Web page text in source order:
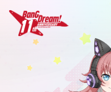
Live•Event